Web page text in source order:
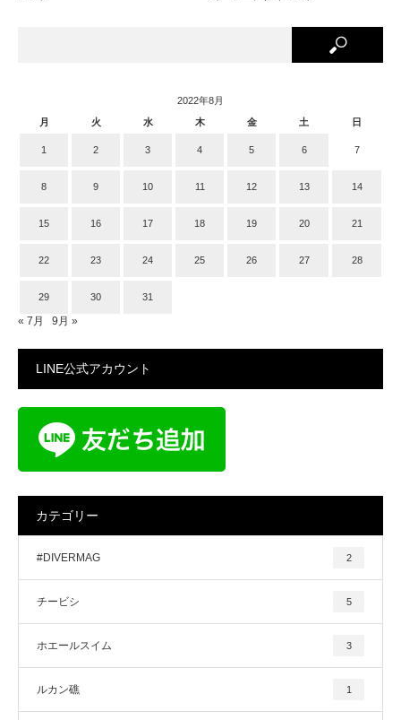
2022年8月
月
火 水 木 金 土 日
1 2 3 4 5 6 7
8 9 10 11 12 13 14
15 16 17 18 19 20 21
22 23 24 25 26 27 28
29 30 31
« 7月 9月 »
LINE公式アカウント
カテゴリー
#DIVERMAG 2
チービシ 5
ホエールスイム 3
ルカン礁 1